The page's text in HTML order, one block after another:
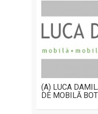
(A) LUCA
DE MOBILĂ